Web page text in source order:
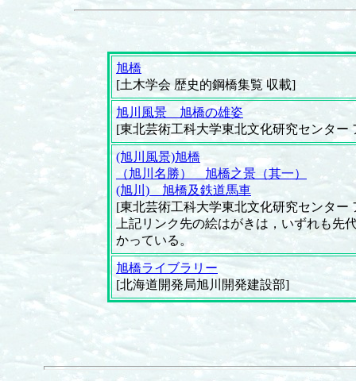
旭橋
[土木学会 歴史的鋼橋集覧 収載]
旭川風景 旭橋の雄姿
[東北芸術工科大学東北文化研究センター
(旭川風景)旭橋
（旭川名勝） 旭橋之景（其一）
(旭川) 旭橋及鉄道馬車
[東北芸術工科大学東北文化研究センター
上記リンク先の絵はがきは，いずれも先
かっている。
旭橋ライブラリー
[北海道開発局旭川開発建設部]